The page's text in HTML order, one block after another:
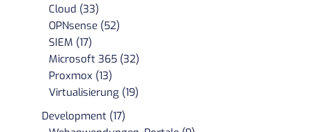
Cloud (33)
OPNsense (52)
SIEM (17)
Microsoft 365 (32)
Proxmox (13)
Virtualisierung (19)
Development (17)